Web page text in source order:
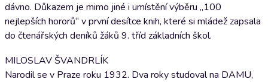
dávno. Důkazem je mimo jiné i umístění výběru „100
nejlepších hororů“ v první desítce knih, které si mládež zapsala
do čtenářských deníků žáků 9. tříd základních škol.
MILOSLAV ŠVANDRLÍK
Narodil se v Praze roku 1932. Dva roky studoval na DAMU,